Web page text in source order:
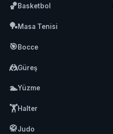
🏀Basketbol
🏓Masa Tenisi
🎯Bocce
🤼Güreş
🏊Yüzme
🏋️Halter
🥋Judo